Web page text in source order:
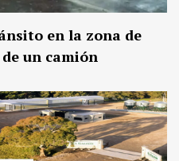
en la zona de
un camión